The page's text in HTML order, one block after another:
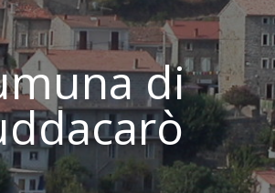
di